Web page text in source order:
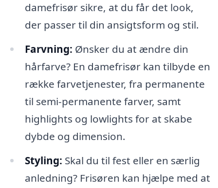
damefrisør sikre, at du får det look,
der passer til din ansigtsform og stil.
Farvning: Ønsker du at ændre din
hårfarve? En damefrisør kan tilbyde en
række farvetjenester, fra permanente
til semi-permanente farver, samt
highlights og lowlights for at skabe
dybde og dimension.
Styling: Skal du til fest eller en særlig
anledning? Frisøren kan hjælpe med at